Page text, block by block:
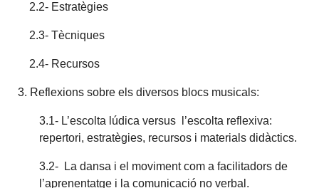
2.2- Estratègies
2.3- Tècniques
2.4- Recursos
3. Reflexions sobre els diversos blocs musicals:
3.1- L’escolta lúdica versus l’escolta reflexiva:
repertori, estratègies, recursos i materials didàctics.
3.2- La dansa i el moviment com a facilitadors de
l’aprenentatge i la comunicació no verbal.